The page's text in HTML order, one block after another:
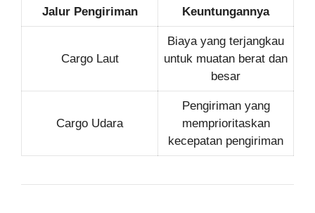
Jalur Pengiriman Keuntungannya
Cargo Laut
Biaya yang terjangkau
untuk muatan berat dan
besar
Cargo Udara
Pengiriman yang
memprioritaskan
kecepatan pengiriman